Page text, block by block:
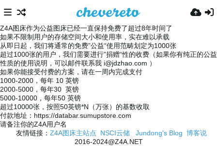
Z4A图床作为公益图床已经一直保持免费了超过8年时间了
如果不限制用户的存储空间大小和使用率，实在难以承载
从即日起，我们将通常的免费”公益“使用范畴划定为1000张
超过1000张的用户，我们需要进行”捐赠“性的收费（如果你有纯正的公益
性质的使用说明，可以邮件联系我 i@jdzhao.com ）
如果你能接受付费的方案，请在一周内完成支付
1000-2000，每年 10 英镑
2000-5000，每年30 英镑
5000-10000，每年50 英镑
超过10000张，按照50英镑*N（万张）的基数收取
付款地址：https://databar.sumupstore.com
请备注你的Z4A用户名
友情链接： Z4A图床主站点 NSCI云储 Jundong's Blog 博客说
2016-2024@Z4A.NET